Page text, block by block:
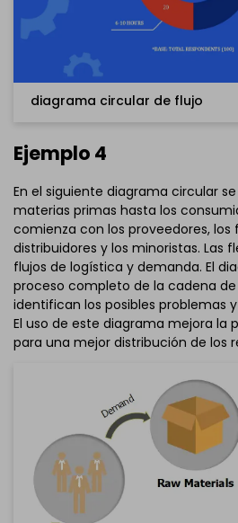
Haz clic para descargar y
El archivoeddx debe
Si aún no lo tienes, puedes
gratuitamente desde el enlace
continuación.
También puedes probar
el enlace que se encuentra
diagrama circular de flujo
Ejemplo 4
En el siguiente diagrama circular
materias primas hasta los
comienza con los proveedores, los
distribuidores y los minoristas. Las
flujos de logística y demanda. El
proceso completo de la cadena de
identifican los posibles problemas
El uso de este diagrama mejora la
para una mejor distribución de los